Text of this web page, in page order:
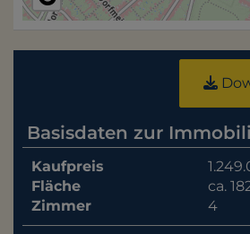
Basisdaten zur
Kaufpreis
Fläche
ca.
Zimmer 4